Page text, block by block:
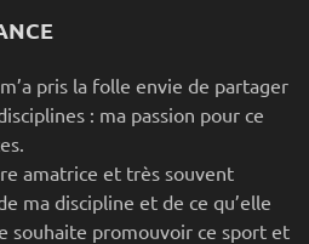
pris la folle envie de partager
: ma passion pour ce
amatrice et très souvent
ma discipline et de ce qu’elle
souhaite promouvoir ce sport et